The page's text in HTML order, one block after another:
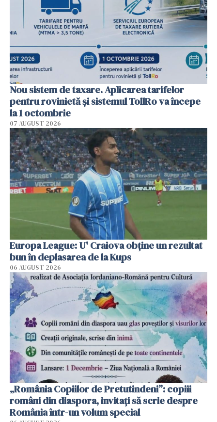
Nou sistem de taxare. Aplicarea tarifelor
pentru rovinietă şi sistemul TollRo va începe
la 1 octombrie
07 AUGUST 2026
Europa League: U' Craiova obține un rezultat
bun în deplasarea de la Kups
06 AUGUST 2026
„România Copiilor de Pretutindeni”: copiii
români din diaspora, invitați să scrie despre
România într-un volum special